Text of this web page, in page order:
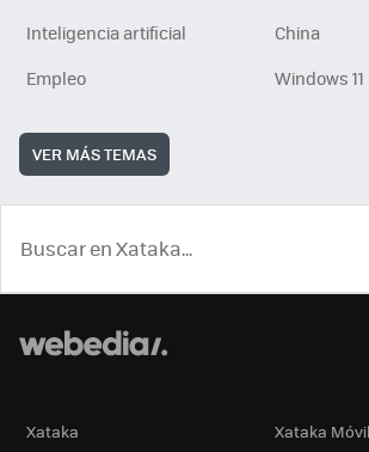
Inteligencia artificial
China
Empleo
Windows 11
VER MÁS TEMAS
Xataka Xataka Móvil